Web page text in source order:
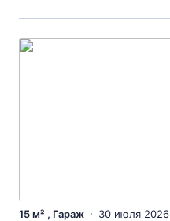
15 м² , Гараж 30 июля 2026